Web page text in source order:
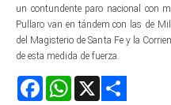
un contundente paro nacional con
Pullaro van en tándem con las de
del Magisterio de Santa Fe y la
de esta medida de fuerza.
FacebookWhatsApp